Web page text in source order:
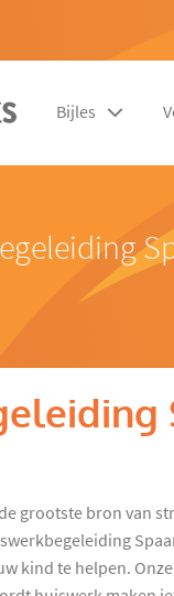
Bijles
grootste bron van
kind te helpen.